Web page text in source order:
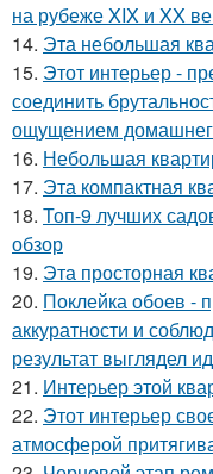
на рубеже XIX и XX
14. Эта небольшая
15. Этот интерьер -
соединить
ощущением
16. Небольшая
17. Эта компактная
18. Топ-9 лучших
обзор
19. Эта просторная
20. Поклейка обоев -
аккуратности и
результат выглядел
21. Интерьер этой
22. Этот интерьер
атмосферой